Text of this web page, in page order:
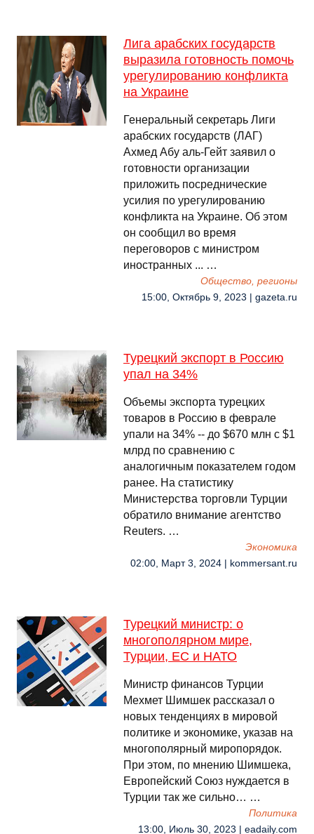
Лига арабских государств
выразила готовность помочь
урегулированию конфликта
на Украине
Генеральный секретарь Лиги
арабских государств (ЛАГ)
Ахмед Абу аль-Гейт заявил о
готовности организации
приложить посреднические
усилия по урегулированию
конфликта на Украине. Об этом
он сообщил во время
переговоров с министром
иностранных ... …
Общество, регионы
15:00, Октябрь 9, 2023 | gazeta.ru
Турецкий экспорт в Россию
упал на 34%
Объемы экспорта турецких
товаров в Россию в феврале
упали на 34% -- до $670 млн с $1
млрд по сравнению с
аналогичным показателем годом
ранее. На статистику
Министерства торговли Турции
обратило внимание агентство
Reuters. …
Экономика
02:00, Март 3, 2024 | kommersant.ru
Турецкий министр: о
многополярном мире,
Турции, ЕС и НАТО
Министр финансов Турции
Мехмет Шимшек рассказал о
новых тенденциях в мировой
политике и экономике, указав на
многополярный миропорядок.
При этом, по мнению Шимшека,
Европейский Союз нуждается в
Турции так же сильно… …
Политика
13:00, Июль 30, 2023 | eadaily.com